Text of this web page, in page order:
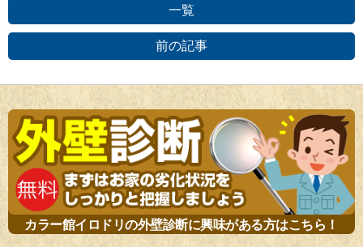
一覧
前の記事
カラー館イロドリの外壁診断に興味がある方はこちら！